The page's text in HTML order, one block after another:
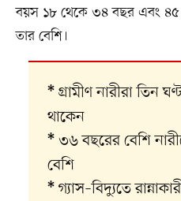
বয়স ১৮ থেকে ৩৪ বছর এবং
তার বেশি।
*গ্রামীণ নারীরা তিন
থাকেন
*৩৬ বছরের বেশি
বেশি
*গ্যাস–বিদ্যুতে